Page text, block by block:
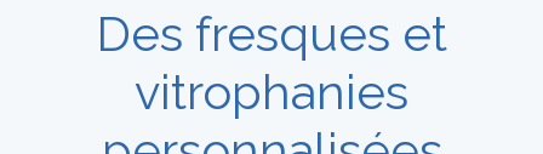
Des fresques et
vitrophanies